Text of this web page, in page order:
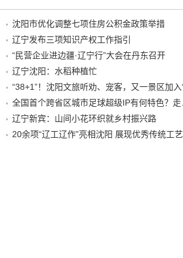
沈阳市优化调整七项住房公积金政策举措
辽宁发布三项知识产权工作指引
“民营企业进边疆·辽宁行”大会在丹东召开
辽宁沈阳：水稻种植忙
辽宁新宾：山间小花环织就乡村振兴路
20余项“辽工辽作”亮相沈阳 展现优秀传统工艺